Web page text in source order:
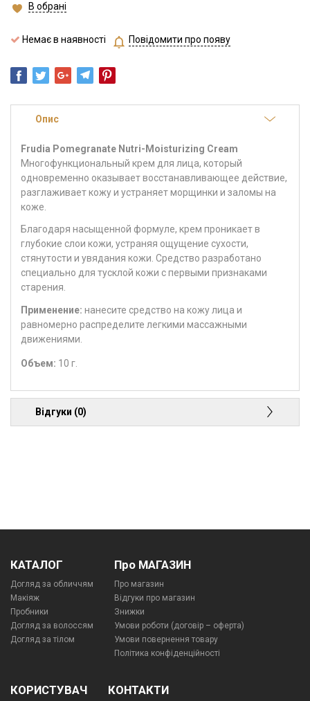
В обрані
Немає в наявності Повідомити про появу
Опис
Frudia Pomegranate Nutri-Moisturizing Cream
Многофункциональный крем для лица, который
одновременно оказывает восстанавливающее действие,
разглаживает кожу и устраняет морщинки и заломы на
коже.
Благодаря насыщенной формуле, крем проникает в
глубокие слои кожи, устраняя ощущение сухости,
стянутости и увядания кожи. Средство разработано
специально для тусклой кожи с первыми признаками
старения.
Применение: нанесите средство на кожу лица и
равномерно распределите легкими массажными
движениями.
Объем: 10 г.
Відгуки (0)
КАТАЛОГ
Догляд за обличчям
Макіяж
Пробники
Догляд за волоссям
Догляд за тілом
Про МАГАЗИН
Про магазин
Відгуки про магазин
Знижки
Умови роботи (договір – оферта)
Умови повернення товару
Політика конфіденційності
КОРИСТУВАЧ КОНТАКТИ